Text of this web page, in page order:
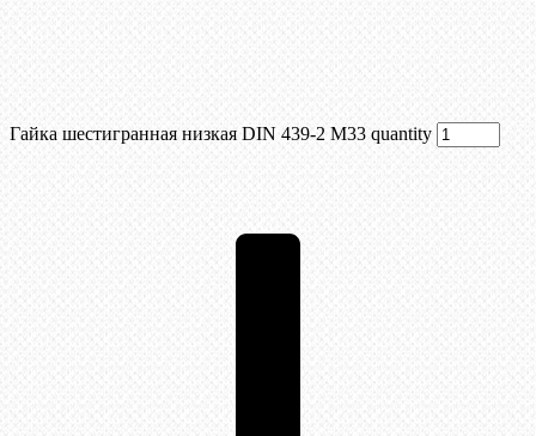
Гайка шестигранная низкая DIN 439-2 М33 quantity